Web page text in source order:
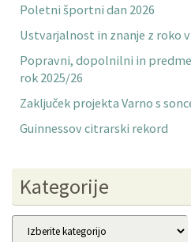
Poletni športni dan 2026
Ustvarjalnost in znanje z roko
Popravni, dopolnilni in
rok 2025/26
Zaključek projekta Varno s
Guinnessov citrarski rekord
Kategorije
Kategorije